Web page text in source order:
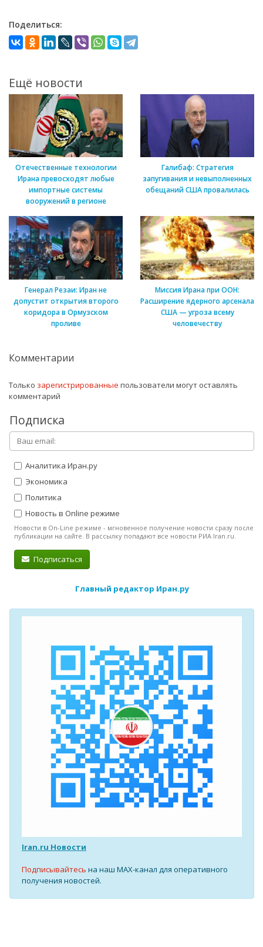
Поделиться:
Ещё новости
Отечественные технологии
Ирана превосходят любые
импортные системы
вооружений в регионе
Галибаф: Стратегия
запугивания и невыполненных
обещаний США провалилась
Генерал Резаи: Иран не
допустит открытия второго
коридора в Ормузском
проливе
Миссия Ирана при ООН:
Расширение ядерного арсенала
США — угроза всему
человечеству
Комментарии
Только зарегистрированные пользователи могут оставлять
комментарий
Подписка
Аналитика Иран.ру
Экономика
Политика
Новость в Online режиме
Новости в On-Line режиме - мгновенное получение новости сразу после
публикации на сайте. В рассылку попадают все новости РИА Iran.ru.
Подписаться
Главный редактор Иран.ру
Iran.ru Новости
Подписывайтесь на наш MAX-канал для оперативного
получения новостей.